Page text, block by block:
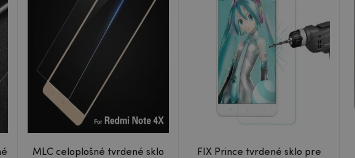
MLC celoplošné tvrdené sklo
FIX Prince tvrdené sklo pre